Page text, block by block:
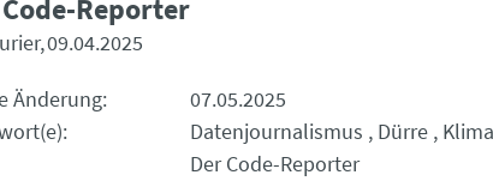
Reporter
09.04.2025
Änderung
07.05.2025
Datenjournalismus Dürre Klima
Der Code-Reporter